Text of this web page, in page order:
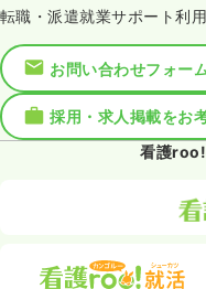
転職・派遣就業サポート利
お問い合わせフォー
採用・求人掲載をお
看護roo!